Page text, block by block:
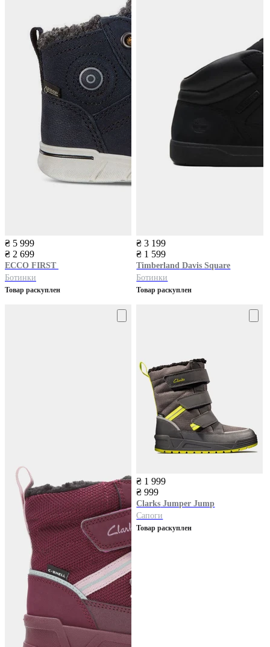
₴ 5 999
₴ 2 699
ECCO FIRST
Ботинки
Товар раскуплен
₴ 3 199
₴ 1 599
Timberland Davis Square
Ботинки
Товар раскуплен
₴ 1 999
₴ 999
Clarks Jumper Jump
Сапоги
Товар раскуплен